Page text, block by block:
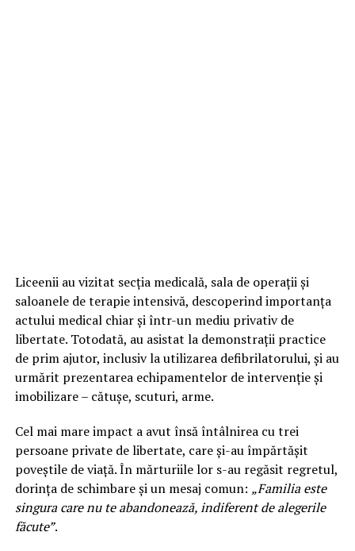
Liceenii au vizitat secția medicală, sala de operații și
saloanele de terapie intensivă, descoperind importanța
actului medical chiar și într-un mediu privativ de
libertate. Totodată, au asistat la demonstrații practice
de prim ajutor, inclusiv la utilizarea defibrilatorului, și au
urmărit prezentarea echipamentelor de intervenție și
imobilizare – cătușe, scuturi, arme.
Cel mai mare impact a avut însă întâlnirea cu trei
persoane private de libertate, care și-au împărtășit
poveștile de viață. În mărturiile lor s-au regăsit regretul,
dorința de schimbare și un mesaj comun: „Familia este
singura care nu te abandonează, indiferent de alegerile
făcute”.